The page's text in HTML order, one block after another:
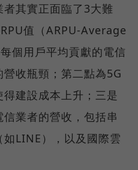
其實正面臨了3大難
值（ARPU-Average
個用戶平均貢獻的電信
收瓶頸；第二點為5G
建設成本上升；三是
業者的營收，包括串
LINE），以及國際雲